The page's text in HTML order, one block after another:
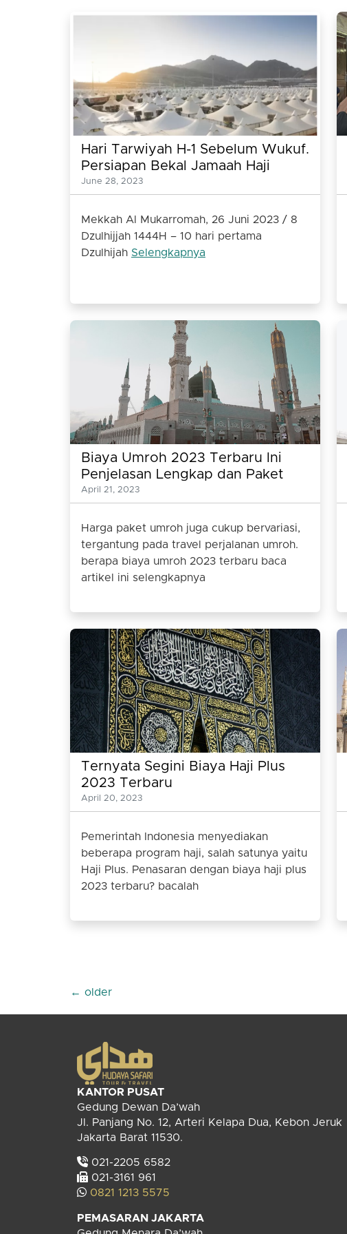
Hari Tarwiyah H-1 Sebelum Wukuf.
Persiapan Bekal Jamaah Haji
Menuju Padang Arafah dan Mina
June 28, 2023
Mekkah Al Mukarromah, 26 Juni 2023 / 8
Dzulhijjah 1444H – 10 hari pertama
Dzulhijah Selengkapnya
Biaya Umroh 2023 Terbaru Ini
Penjelasan Lengkap dan Paket
Umrohnya
April 21, 2023
Harga paket umroh juga cukup bervariasi,
tergantung pada travel perjalanan umroh.
berapa biaya umroh 2023 terbaru baca
artikel ini selengkapnya
Ternyata Segini Biaya Haji Plus
2023 Terbaru
April 20, 2023
Pemerintah Indonesia menyediakan
beberapa program haji, salah satunya yaitu
Haji Plus. Penasaran dengan biaya haji plus
2023 terbaru? bacalah
← older
KANTOR PUSAT
Gedung Dewan Da’wah
Jl. Panjang No. 12, Arteri Kelapa Dua, Kebon Jeruk
Jakarta Barat 11530.
021-2205 6582
021-3161 961
0821 1213 5575
PEMASARAN JAKARTA